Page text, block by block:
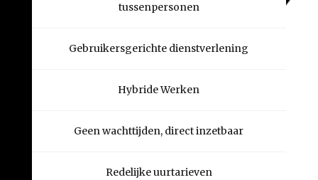
tussenpersonen
Gebruikersgerichte dienstverlening
Hybride Werken
Geen wachttijden, direct inzetbaar
Redelijke uurtarieven